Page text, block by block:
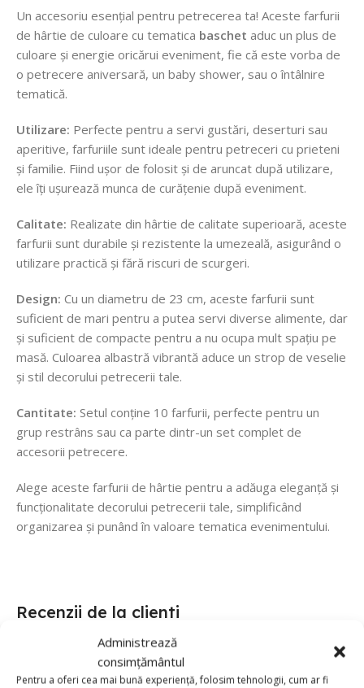
Administrează
consimțământul
Pentru a oferi cea mai bună experiență, folosim tehnologii, cum ar fi
Un accesoriu esențial pentru petrecerea ta! Aceste farfurii
de hârtie de culoare cu tematica baschet aduc un plus de
culoare și energie oricărui eveniment, fie că este vorba de
o petrecere aniversară, un baby shower, sau o întâlnire
tematică.
Utilizare: Perfecte pentru a servi gustări, deserturi sau
aperitive, farfuriile sunt ideale pentru petreceri cu prieteni
și familie. Fiind ușor de folosit și de aruncat după utilizare,
ele îți ușurează munca de curățenie după eveniment.
Calitate: Realizate din hârtie de calitate superioară, aceste
farfurii sunt durabile și rezistente la umezeală, asigurând o
utilizare practică și fără riscuri de scurgeri.
Design: Cu un diametru de 23 cm, aceste farfurii sunt
suficient de mari pentru a putea servi diverse alimente, dar
și suficient de compacte pentru a nu ocupa mult spațiu pe
masă. Culoarea albastră vibrantă aduce un strop de veselie
și stil decorului petrecerii tale.
Cantitate: Setul conține 10 farfurii, perfecte pentru un
grup restrâns sau ca parte dintr-un set complet de
accesorii petrecere.
Alege aceste farfurii de hârtie pentru a adăuga eleganță și
funcționalitate decorului petrecerii tale, simplificând
organizarea și punând în valoare tematica evenimentului.
Recenzii de la clienti